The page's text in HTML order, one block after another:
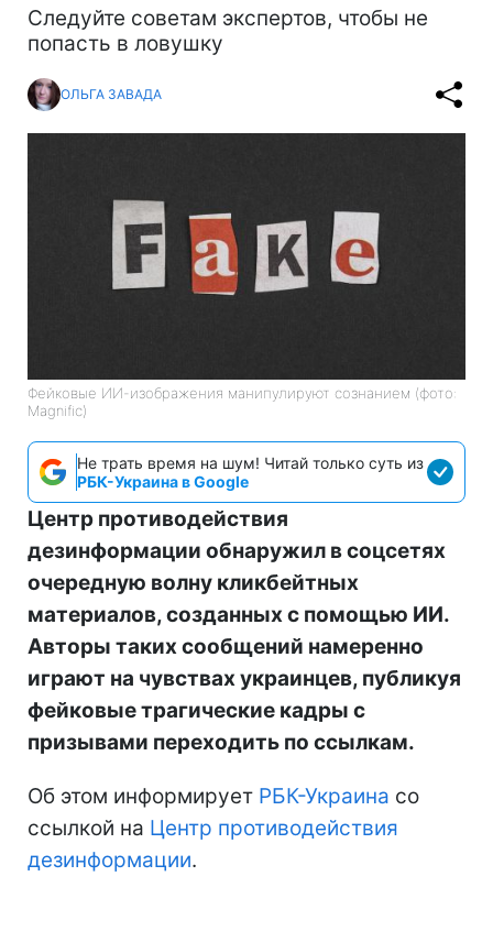
Следуйте советам экспертов, чтобы не
попасть в ловушку
ОЛЬГА ЗАВАДА
Фейковые ИИ-изображения манипулируют сознанием (фото:
Magnific)
Не трать время на шум! Читай только суть из
РБК-Украина в Google
Центр противодействия
дезинформации обнаружил в соцсетях
очередную волну кликбейтных
материалов, созданных с помощью ИИ.
Авторы таких сообщений намеренно
играют на чувствах украинцев, публикуя
фейковые трагические кадры с
призывами переходить по ссылкам.
Об этом информирует РБК-Украина со
ссылкой на Центр противодействия
дезинформации.